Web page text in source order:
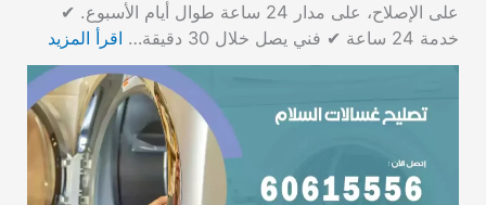
على الإصلاح، على مدار 24 ساعة طوال أيام الأسبوع. ✔
خدمة 24 ساعة ✔ فني يصل خلال 30 دقيقة…
اقرأ المزيد